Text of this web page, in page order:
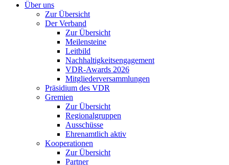
Über uns
Zur Übersicht
Der Verband
Zur Übersicht
Meilensteine
Leitbild
Nachhaltigkeitsengagement
VDR-Awards 2026
Mitgliederversammlungen
Präsidium des VDR
Gremien
Zur Übersicht
Regionalgruppen
Ausschüsse
Ehrenamtlich aktiv
Kooperationen
Zur Übersicht
Partner